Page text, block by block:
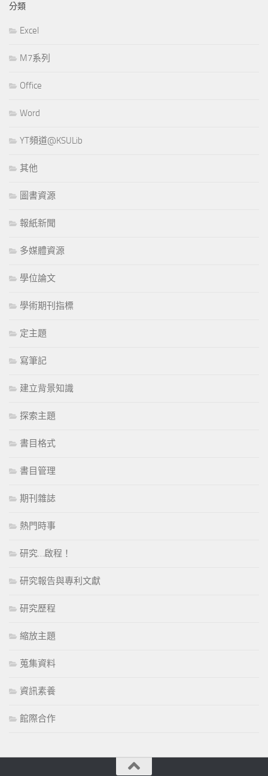
分類
Excel
M7系列
Office
Word
YT頻道@KSULib
其他
圖書資源
報紙新聞
多媒體資源
學位論文
學術期刊指標
定主題
寫筆記
建立背景知識
探索主題
書目格式
書目管理
期刊雜誌
熱門時事
研究…啟程！
研究報告與專利文獻
研究歷程
縮放主題
蒐集資料
資訊素養
館際合作